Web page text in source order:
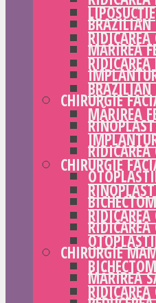
MĂRIREA
CHIRURGIE
RIDICAREA
CHIRURGIE
MĂRIREA
LIPOSUCȚIE
RIDICAREA
RIDICAREA
MĂRIREA
CHIRURGIE
RIDICAREA
RIDICAREA